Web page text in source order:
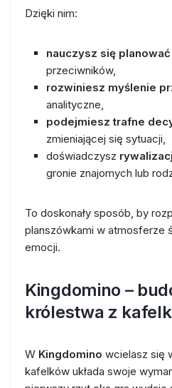
Dzięki nim:
nauczysz się planować
przeciwników,
rozwiniesz myślenie
analityczne,
podejmiesz trafne
zmieniającej się sytuacji,
doświadczysz
gronie znajomych lub
To doskonały sposób, by
planszówkami w atmosferze
emocji.
Kingdomino –
królestwa z
W Kingdomino wcielasz się
kafelków układa swoje